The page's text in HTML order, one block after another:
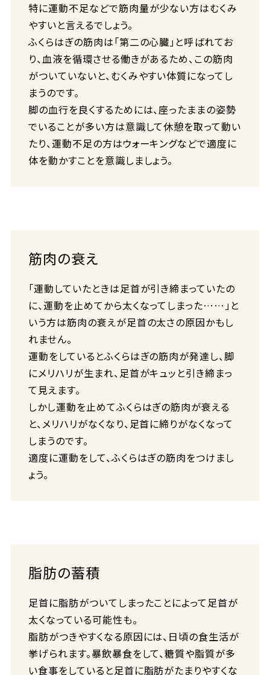
特に運動不足などで筋肉量が少ない方はむくみ
やすいと言えるでしょう。
ふくらはぎの筋肉は「第二の心臓」と呼ばれてお
り、血液を循環させる働きがあるため、この筋肉
がついていないと、むくみやすい体質になってし
まうのです。
脚の血行を良くするためには、座ったままの姿勢
でいることが多い方は意識して休憩を取って動い
たり、運動不足の方はウォーキングなどで適度に
体を動かすことを意識しましょう。
筋肉の衰え
「運動していたときは足首が引き締まっていたの
に、運動を止めてから太くなってしまった……」と
いう方は筋肉の衰えが足首の太さの原因かもし
れません。
運動をしているとふくらはぎの筋肉が発達し、脚
にメリハリが生まれ、足首がキュッと引き締まっ
て見えます。
しかし運動を止めてふくらはぎの筋肉が衰える
と、メリハリがなくなり、足首に締りがなくなって
しまうのです。
適度に運動をして、ふくらはぎの筋肉をつけまし
ょう。
脂肪の蓄積
足首に脂肪がついてしまったことによって足首が
太くなっている可能性も。
脂肪がつきやすくなる原因には、日頃の食生活が
挙げられます。暴飲暴食をして、糖質や脂質が多
い食事をしていると足首に脂肪がたまりやすくな